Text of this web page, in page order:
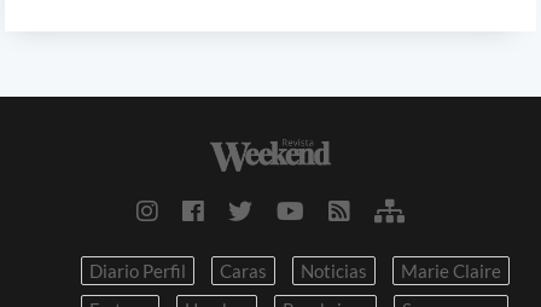
Diario Perfil Caras Noticias
Marie Claire